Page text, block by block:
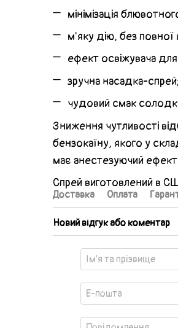
мінімізація
м'яку дію, без повної
ефект освіжувача
зручна насадка-спрей;
чудовий смак
Зниження чутливості
бензокаїну, якого у
має анестезуючий
Спрей виготовлений в
Доставка Оплата
Новий відгук або коментар